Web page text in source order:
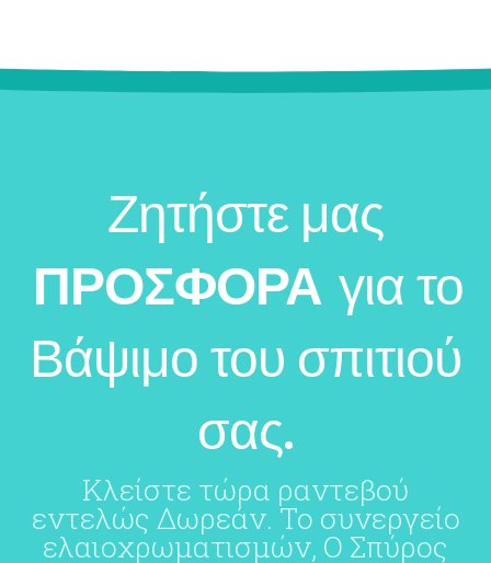
Ζητήστε μας
ΠΡΟΣΦΟΡΑ για το
Βάψιμο του σπιτιού
σας.
Κλείστε τώρα ραντεβού
εντελώς Δωρεάν. Το συνεργείο
ελαιοχρωματισμών, Ο Σπύρος